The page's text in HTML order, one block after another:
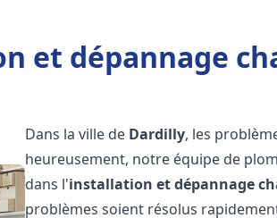
et dépannage
Dans la ville de Dardilly, les
heureusement, notre équipe de
dans l'installation et dépannage
problèmes soient résolus